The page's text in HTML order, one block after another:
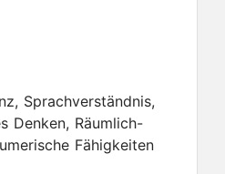
Sprachverständnis,
Denken, Räumlich-
Fähigkeiten